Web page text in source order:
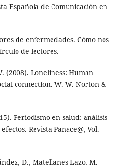
Española de Comunicación en
de enfermedades. Cómo nos
de lectores.
(2008). Loneliness: Human
connection. W. W. Norton &
Periodismo en salud: análisis
Revista Panace@, Vol.
D., Matellanes Lazo, M.